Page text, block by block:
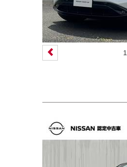
カーナビ
バッ
エアバッグ
ディスチャージ(キ
プライバシーガラス
車いす用リフター
1